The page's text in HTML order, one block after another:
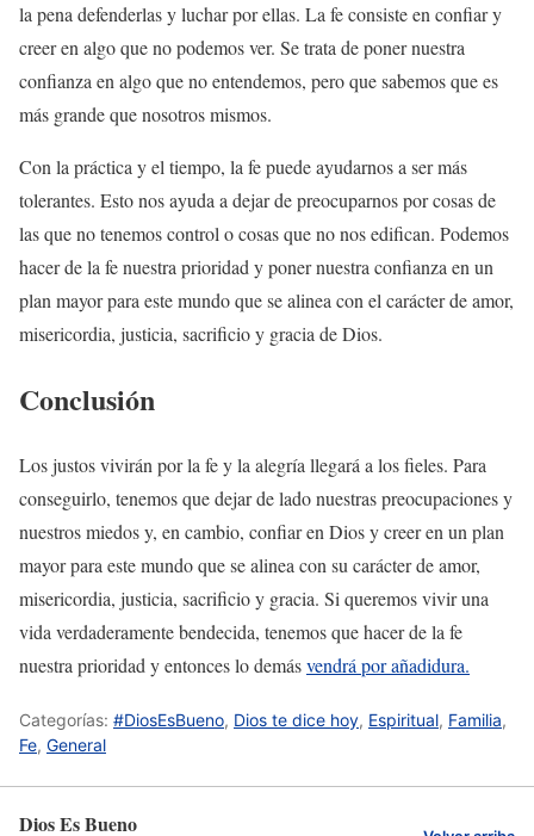
la pena defenderlas y luchar por ellas. La fe consiste en confiar y
creer en algo que no podemos ver. Se trata de poner nuestra
confianza en algo que no entendemos, pero que sabemos que es
más grande que nosotros mismos.
Con la práctica y el tiempo, la fe puede ayudarnos a ser más
tolerantes. Esto nos ayuda a dejar de preocuparnos por cosas de
las que no tenemos control o cosas que no nos edifican. Podemos
hacer de la fe nuestra prioridad y poner nuestra confianza en un
plan mayor para este mundo que se alinea con el carácter de amor,
misericordia, justicia, sacrificio y gracia de Dios.
Conclusión
Los justos vivirán por la fe y la alegría llegará a los fieles. Para
conseguirlo, tenemos que dejar de lado nuestras preocupaciones y
nuestros miedos y, en cambio, confiar en Dios y creer en un plan
mayor para este mundo que se alinea con su carácter de amor,
misericordia, justicia, sacrificio y gracia. Si queremos vivir una
vida verdaderamente bendecida, tenemos que hacer de la fe
nuestra prioridad y entonces lo demásvendrá por añadidura.
Categorías: #DiosEsBueno, Dios te dice hoy, Espiritual, Familia,
Fe, General
Dios Es Bueno